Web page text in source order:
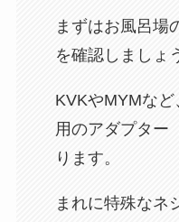
まずはお風呂場
を確認しましょ
KVKやMYMな
用のアダプター
ります。
まれに特殊なネ